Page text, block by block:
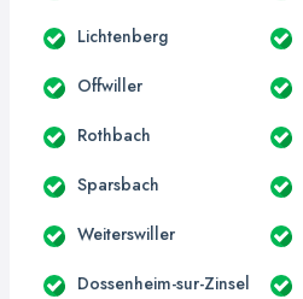
Lichtenberg
Offwiller
Rothbach
Sparsbach
Weiterswiller
Dossenheim-sur-Zinsel